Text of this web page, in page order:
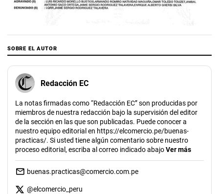
SOBRE EL AUTOR
Redacción EC
La notas firmadas como “Redacción EC” son producidas por
miembros de nuestra redacción bajo la supervisión del editor
de la sección en las que son publicadas. Puede conocer a
nuestro equipo editorial en https://elcomercio.pe/buenas-
practicas/. Si usted tiene algún comentario sobre nuestro
proceso editorial, escriba al correo indicado abajoVer más
buenas.practicas@comercio.com.pe
@elcomercio_peru